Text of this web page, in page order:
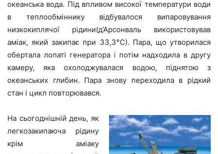
океанська вода. Під впливом високої температури води
в теплообміннику відбувалося випаровування
низкокиплячої рідини(д’Арсонваль використовував
аміак, який закипає при 33,3°С). Пара, що утворилася
обертала лопаті генератора і потім надходила в другу
камеру, яка охолоджувалася водою, піднятою з
океанських глибин. Пара знову переходила в рідкий
стан і цикл повторювався.
На сьогоднішній день, як
легкозакипаюча рідину
крім аміаку